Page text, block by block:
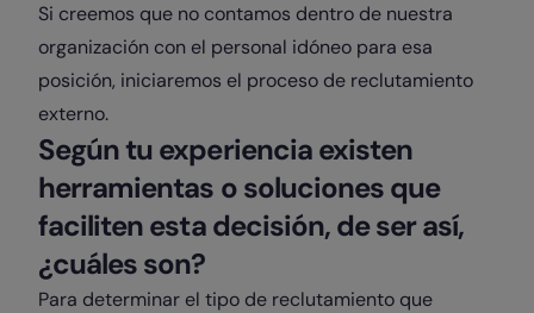
Si creemos que no contamos dentro de nuestra
organización con el personal idóneo para esa
posición, iniciaremos el proceso de reclutamiento
externo.
Según tu experiencia existen
herramientas o soluciones que
faciliten esta decisión, de ser así,
¿cuáles son?
Para determinar el tipo de reclutamiento que